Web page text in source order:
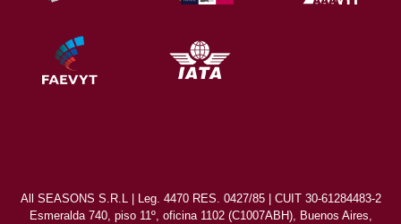
All SEASONS S.R.L | Leg. 4470 RES. 0427/85 | CUIT 30-61284483-2
Esmeralda 740, piso 11º, oficina 1102 (C1007ABH), Buenos Aires,